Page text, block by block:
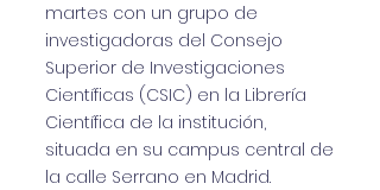
martes con un grupo de
investigadoras del Consejo
Superior de Investigaciones
Científicas (CSIC) en la Librería
Científica de la institución,
situada en su campus central de
la calle Serrano en Madrid.